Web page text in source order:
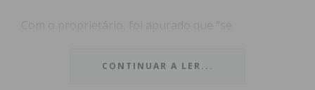
Com o proprietário, foi apurado que “se
garagem da habitação” e que no interior da casa se
CONTINUAR A LER...